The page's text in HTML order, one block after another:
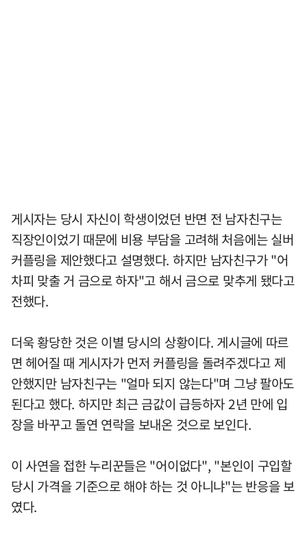
게시자는 당시 자신이 학생이었던 반면 전 남자친구는
직장인이었기 때문에 비용 부담을 고려해 처음에는 실버
커플링을 제안했다고 설명했다. 하지만 남자친구가 "어
차피 맞출 거 금으로 하자"고 해서 금으로 맞추게 됐다고
전했다.
더욱 황당한 것은 이별 당시의 상황이다. 게시글에 따르
면 헤어질 때 게시자가 먼저 커플링을 돌려주겠다고 제
안했지만 남자친구는 "얼마 되지 않는다"며 그냥 팔아도
된다고 했다. 하지만 최근 금값이 급등하자 2년 만에 입
장을 바꾸고 돌연 연락을 보내온 것으로 보인다.
이 사연을 접한 누리꾼들은 "어이없다", "본인이 구입할
당시 가격을 기준으로 해야 하는 것 아니냐"는 반응을 보
였다.